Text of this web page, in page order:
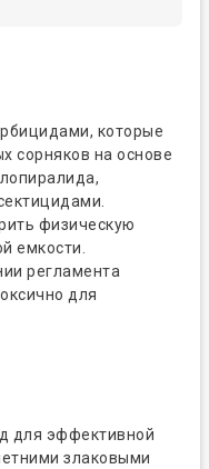
которые
сорняков на основе
физическую
емкости.
регламента
для
для эффективной
злаковыми